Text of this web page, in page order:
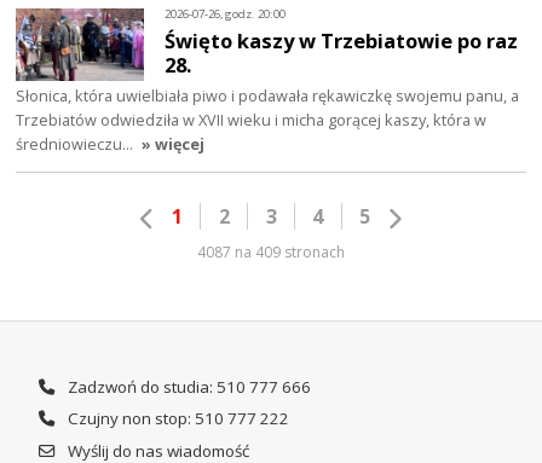
2026-07-26, godz. 20:00
Święto kaszy w Trzebiatowie po raz
28.
Słonica, która uwielbiała piwo i podawała rękawiczkę swojemu panu, a
Trzebiatów odwiedziła w XVII wieku i micha gorącej kaszy, która w
średniowieczu… » więcej
1 2 3 4 5
4087 na 409 stronach
Zadzwoń do studia: 510 777 666
Czujny non stop: 510 777 222
Wyślij do nas wiadomość